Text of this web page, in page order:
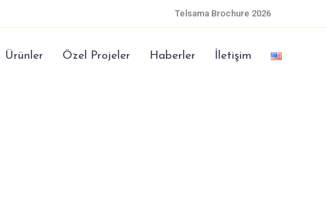
Telsama Brochure 2026
Ürünler Özel Projeler Haberler İletişim